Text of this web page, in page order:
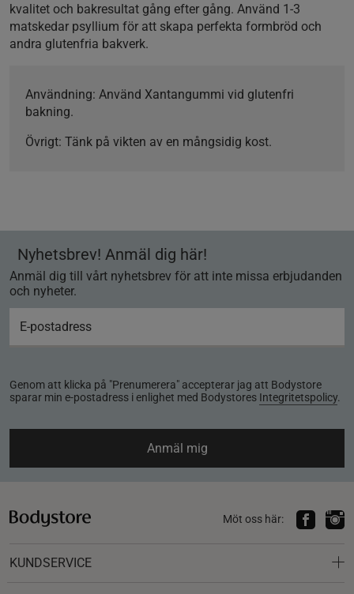
kvalitet och bakresultat gång efter gång. Använd 1-3
matskedar psyllium för att skapa perfekta formbröd och
andra glutenfria bakverk.
Användning: Använd Xantangummi vid glutenfri
bakning.
Övrigt: Tänk på vikten av en mångsidig kost.
Nyhetsbrev! Anmäl dig här!
Anmäl dig till vårt nyhetsbrev för att inte missa erbjudanden
och nyheter.
Genom att klicka på "Prenumerera" accepterar jag att Bodystore
sparar min e-postadress i enlighet med Bodystores Integritetspolicy.
Anmäl mig
Möt oss här:
KUNDSERVICE